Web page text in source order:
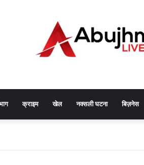
क्राइम खेल नक्सली घटना बिज़नेस